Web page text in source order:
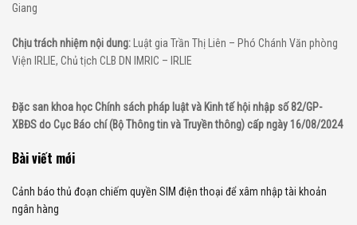
Giang
Chịu trách nhiệm nội dung: Luật gia Trần Thị Liên – Phó Chánh Văn phòng
Viện IRLIE, Chủ tịch CLB DN IMRIC – IRLIE
Đặc san khoa học Chính sách pháp luật và Kinh tế hội nhập số 82/GP-
XBĐS do Cục Báo chí (Bộ Thông tin và Truyền thông) cấp ngày 16/08/2024
Bài viết mới
Cảnh báo thủ đoạn chiếm quyền SIM điện thoại để xâm nhập tài khoản
ngân hàng